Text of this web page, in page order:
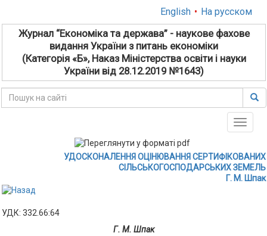
English • На русском
Журнал “Економіка та держава” - наукове фахове
видання України з питань економіки
(Категорія «Б», Наказ Міністерства освіти і науки
України від 28.12.2019 №1643)
Toggle
УДОСКОНАЛЕННЯ ОЦІНЮВАННЯ СЕРТИФІКОВАНИХ
СІЛЬСЬКОГОСПОДАРСЬКИХ ЗЕМЕЛЬ
Г. М. Шпак
УДК: 332.66:64
Г. М. Шпак